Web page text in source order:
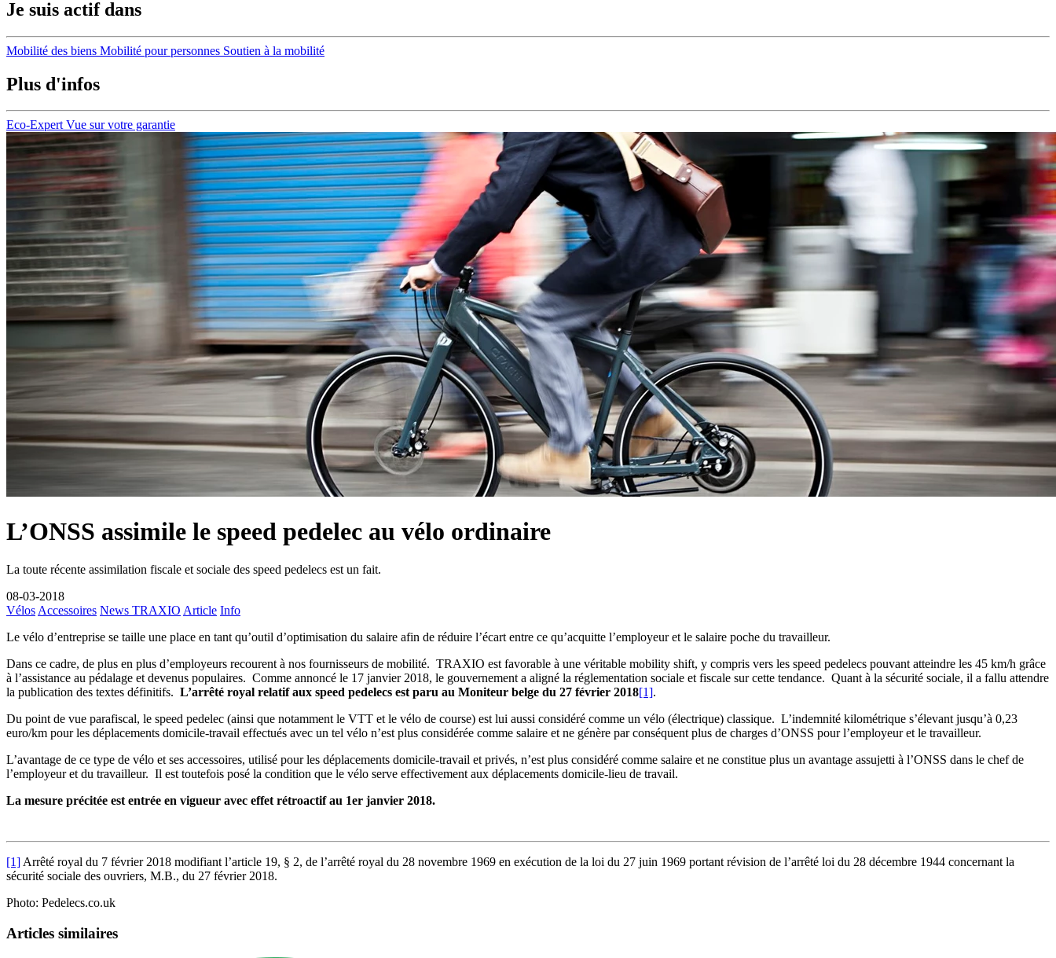
Je suis actif dans
Mobilité des biens Mobilité pour personnes Soutien à la mobilité
Plus d'infos
Eco-Expert Vue sur votre garantie
L’ONSS assimile le speed pedelec au vélo ordinaire
La toute récente assimilation fiscale et sociale des speed pedelecs est un fait.
08-03-2018
Vélos Accessoires News TRAXIO Article Info
Le vélo d’entreprise se taille une place en tant qu’outil d’optimisation du salaire afin de réduire l’écart entre ce qu’acquitte l’employeur et le salaire poche du travailleur.
Dans ce cadre, de plus en plus d’employeurs recourent à nos fournisseurs de mobilité. TRAXIO est favorable à une véritable mobility shift, y compris vers les speed pedelecs pouvant atteindre les 45 km/h grâce
à l’assistance au pédalage et devenus populaires. Comme annoncé le 17 janvier 2018, le gouvernement a aligné la réglementation sociale et fiscale sur cette tendance. Quant à la sécurité sociale, il a fallu attendre
la publication des textes définitifs. L’arrêté royal relatif aux speed pedelecs est paru au Moniteur belge du 27 février 2018[1].
Du point de vue parafiscal, le speed pedelec (ainsi que notamment le VTT et le vélo de course) est lui aussi considéré comme un vélo (électrique) classique. L’indemnité kilométrique s’élevant jusqu’à 0,23
euro/km pour les déplacements domicile-travail effectués avec un tel vélo n’est plus considérée comme salaire et ne génère par conséquent plus de charges d’ONSS pour l’employeur et le travailleur.
L’avantage de ce type de vélo et ses accessoires, utilisé pour les déplacements domicile-travail et privés, n’est plus considéré comme salaire et ne constitue plus un avantage assujetti à l’ONSS dans le chef de
l’employeur et du travailleur. Il est toutefois posé la condition que le vélo serve effectivement aux déplacements domicile-lieu de travail.
La mesure précitée est entrée en vigueur avec effet rétroactif au 1er janvier 2018.
[1] Arrêté royal du 7 février 2018 modifiant l’article 19, § 2, de l’arrêté royal du 28 novembre 1969 en exécution de la loi du 27 juin 1969 portant révision de l’arrêté loi du 28 décembre 1944 concernant la
sécurité sociale des ouvriers, M.B., du 27 février 2018.
Photo: Pedelecs.co.uk
Articles similaires